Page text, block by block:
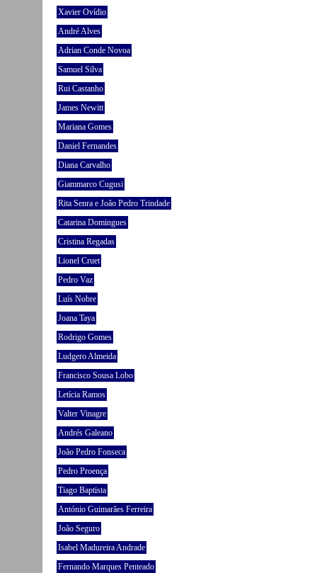
Xavier Ovídio
André Alves
Adrian Conde Novoa
Samuel Silva
Rui Castanho
James Newitt
Mariana Gomes
Daniel Fernandes
Diana Carvalho
Giammarco Cugusi
Rita Senra e João Pedro Trindade
Catarina Domingues
Cristina Regadas
Lionel Cruet
Pedro Vaz
Luís Nobre
Joana Taya
Rodrigo Gomes
Ludgero Almeida
Francisco Sousa Lobo
Letícia Ramos
Valter Vinagre
Andrés Galeano
João Pedro Fonseca
Pedro Proença
Tiago Baptista
António Guimarães Ferreira
João Seguro
Isabel Madureira Andrade
Fernando Marques Penteado